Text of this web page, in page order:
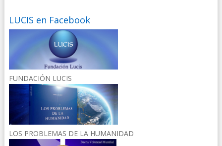
LUCIS en Facebook
FUNDACIÓN LUCIS
LOS PROBLEMAS DE LA HUMANIDAD